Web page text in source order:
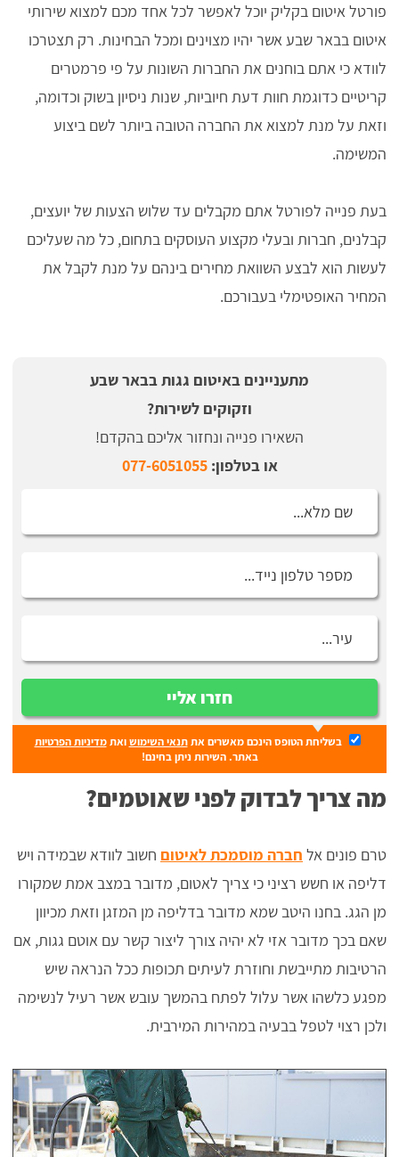
פורטל איטום בקליק יוכל לאפשר לכל אחד מכם למצוא שירותי
איטום בבאר שבע אשר יהיו מצוינים ומכל הבחינות. רק תצטרכו
לוודא כי אתם בוחנים את החברות השונות על פי פרמטרים
קריטיים כדוגמת חוות דעת חיוביות, שנות ניסיון בשוק וכדומה,
וזאת על מנת למצוא את החברה הטובה ביותר לשם ביצוע
המשימה.
בעת פנייה לפורטל אתם מקבלים עד שלוש הצעות של יועצים,
קבלנים, חברות ובעלי מקצוע העוסקים בתחום, כל מה שעליכם
לעשות הוא לבצע השוואת מחירים בינהם על מנת לקבל את
המחיר האופטימלי בעבורכם.
מתעניינים באיטום גגות בבאר שבע
וזקוקים לשירות?
השאירו פנייה ונחזור אליכם בהקדם!
או בטלפון:077-6051055
חזרו אליי
בשליחת הטופס הינכם מאשרים אתתנאי השימושואתמדיניות הפרטיות
באתר. השירות ניתן בחינם!
מה צריך לבדוק לפני שאוטמים?
טרם פונים אל חברה מוסמכת לאיטום חשוב לוודא שבמידה ויש
דליפה או חשש רציני כי צריך לאטום, מדובר במצב אמת שמקורו
מן הגג. בחנו היטב שמא מדובר בדליפה מן המזגן וזאת מכיוון
שאם בכך מדובר אזי לא יהיה צורך ליצור קשר עם אוטם גגות, אם
הרטיבות מתייבשת וחוזרת לעיתים תכופות ככל הנראה שיש
מפגע כלשהו אשר עלול לפתח בהמשך עובש אשר רעיל לנשימה
ולכן רצוי לטפל בבעיה במהירות המירבית.